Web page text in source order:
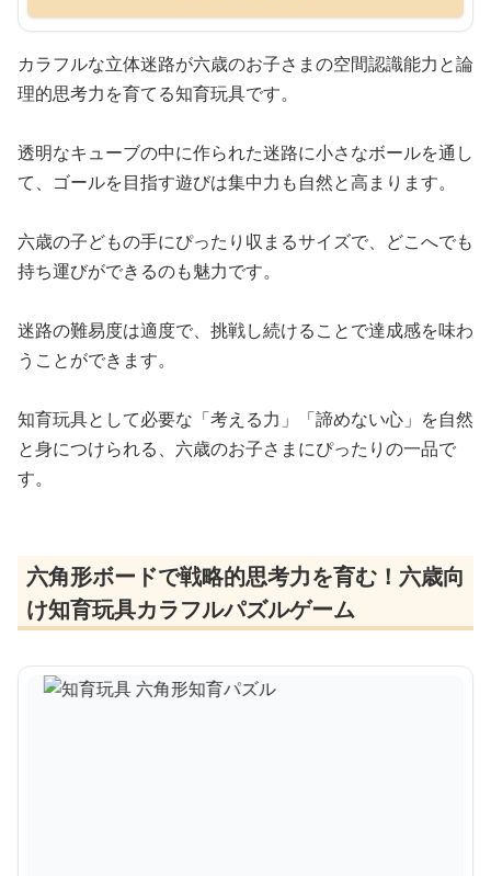
カラフルな立体迷路が六歳のお子さまの空間認識能力と論
理的思考力を育てる知育玩具です。
透明なキューブの中に作られた迷路に小さなボールを通し
て、ゴールを目指す遊びは集中力も自然と高まります。
六歳の子どもの手にぴったり収まるサイズで、どこへでも
持ち運びができるのも魅力です。
迷路の難易度は適度で、挑戦し続けることで達成感を味わ
うことができます。
知育玩具として必要な「考える力」「諦めない心」を自然
と身につけられる、六歳のお子さまにぴったりの一品で
す。
六角形ボードで戦略的思考力を育む！六歳向
け知育玩具カラフルパズルゲーム